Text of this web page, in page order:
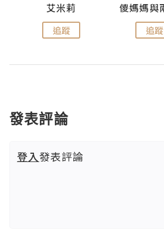
艾米莉
追蹤 追蹤
發表評論
登入發表評論